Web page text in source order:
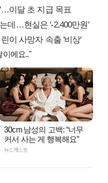
이달 초 지급 목표
데…현실은 '-2,400만원'
이 사망자 속출 '비상'
이에요.."
30cm 남성의 고백: “너무
커서 사는 게 행복해요”
뉴스캐스트